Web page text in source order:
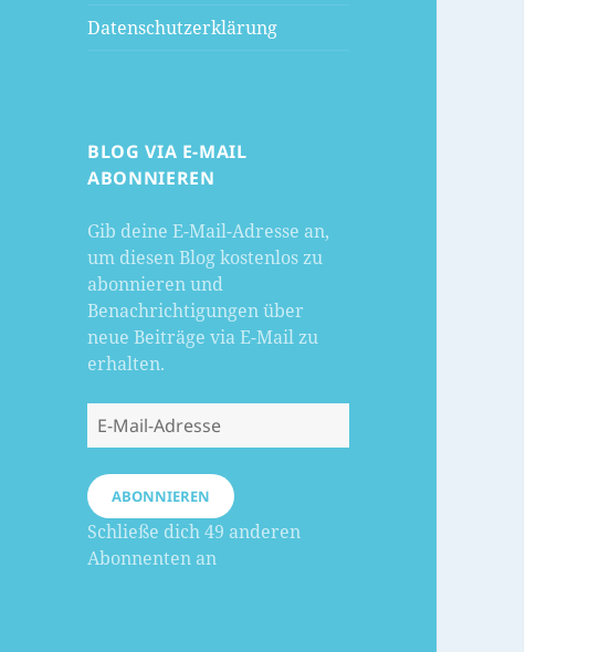
Datenschutzerklärung
BLOG VIA E-MAIL
ABONNIEREN
Gib deine E-Mail-Adresse an,
um diesen Blog kostenlos zu
abonnieren und
Benachrichtigungen über
neue Beiträge via E-Mail zu
erhalten.
E-
Mail-
Adresse
ABONNIEREN
Schließe dich 49 anderen
Abonnenten an